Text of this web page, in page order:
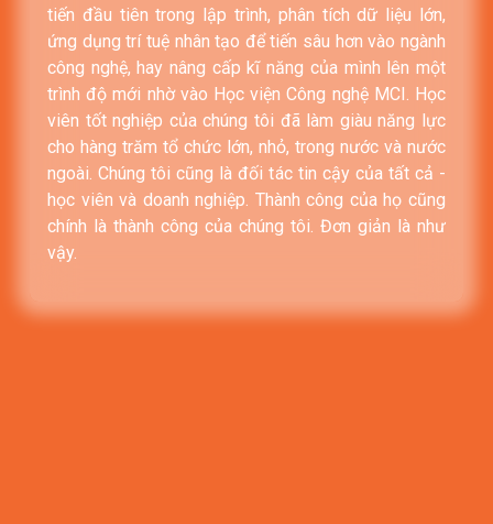
tiến đầu tiên trong lập trình, phân tích dữ liệu lớn,
ứng dụng trí tuệ nhân tạo để tiến sâu hơn vào ngành
công nghệ, hay nâng cấp kĩ năng của mình lên một
trình độ mới nhờ vào Học viện Công nghệ MCI. Học
viên tốt nghiệp của chúng tôi đã làm giàu năng lực
cho hàng trăm tổ chức lớn, nhỏ, trong nước và nước
ngoài. Chúng tôi cũng là đối tác tin cậy của tất cả -
học viên và doanh nghiệp. Thành công của họ cũng
chính là thành công của chúng tôi. Đơn giản là như
vậy.